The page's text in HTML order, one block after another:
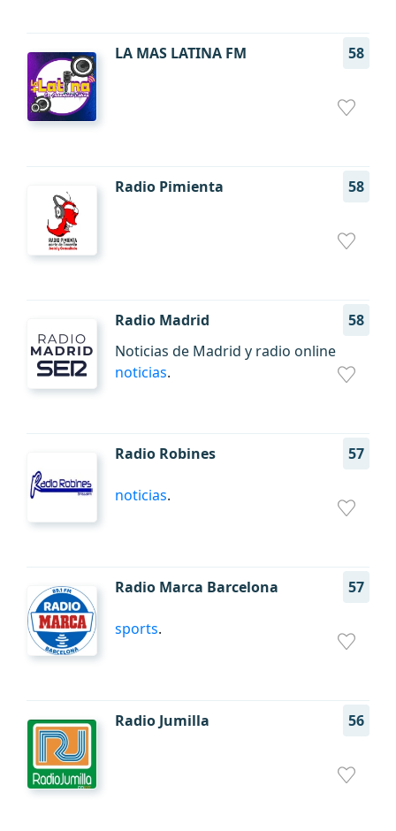
LA MAS LATINA FM 58
Radio Pimienta 58
Radio Madrid
58
Noticias de Madrid y radio online
noticias.
Radio Robines 57
noticias.
Radio Marca Barcelona 57
sports.
Radio Jumilla 56